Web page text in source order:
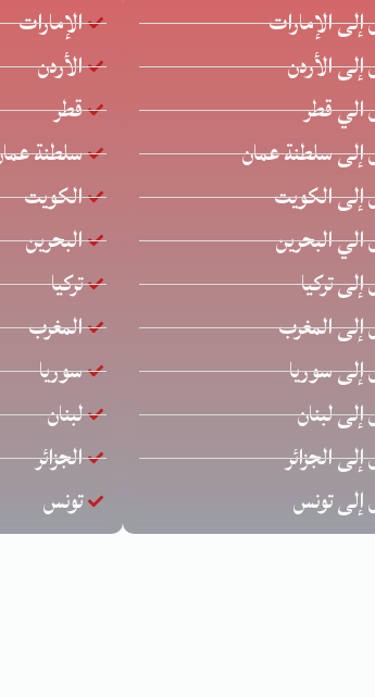
الإمارات
الأردن
قطر
سلطنة عمان
الكويت
البحرين
تركيا
المغرب
سوريا
لبنان
الجزائر
تونس
الإمارات
الأردن
قطر
سلطنة
الكويت
البحرين
تركيا
المغرب
سوريا
لبنان
الجزائر
تونس